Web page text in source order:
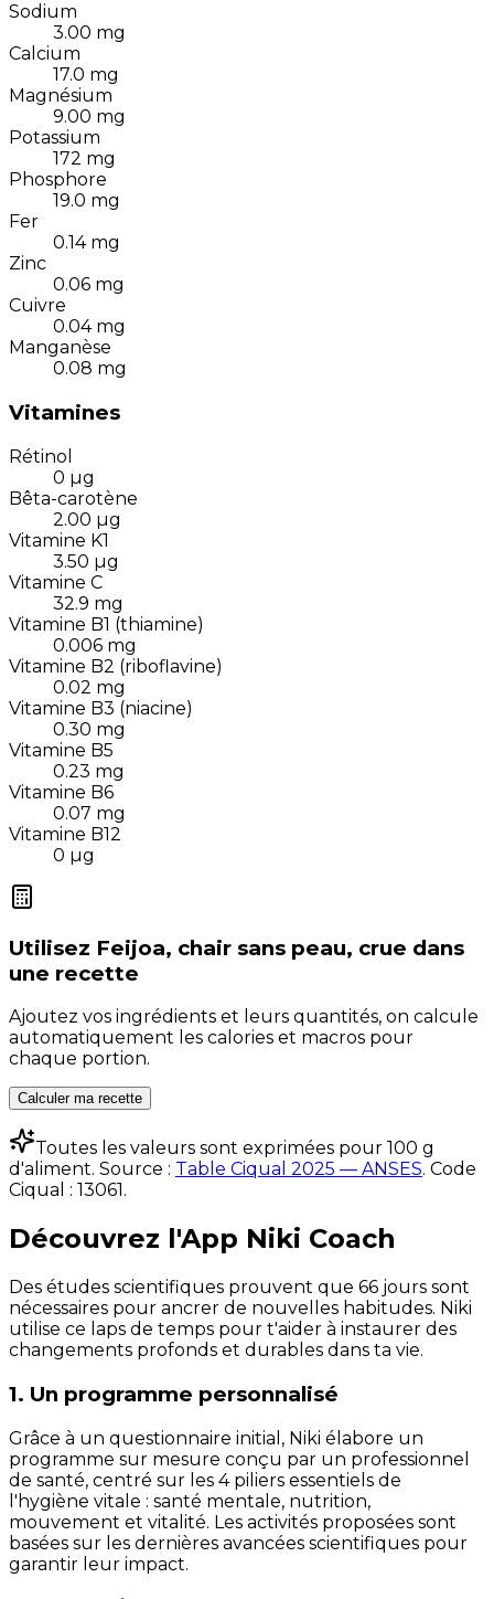
Sodium
3.00 mg
Calcium
17.0 mg
Magnésium
9.00 mg
Potassium
172 mg
Phosphore
19.0 mg
Fer
0.14 mg
Zinc
0.06 mg
Cuivre
0.04 mg
Manganèse
0.08 mg
Vitamines
Rétinol
0 µg
Bêta-carotène
2.00 µg
Vitamine K1
3.50 µg
Vitamine C
32.9 mg
Vitamine B1 (thiamine)
0.006 mg
Vitamine B2 (riboflavine)
0.02 mg
Vitamine B3 (niacine)
0.30 mg
Vitamine B5
0.23 mg
Vitamine B6
0.07 mg
Vitamine B12
0 µg
Utilisez Feijoa, chair sans peau, crue dans
une recette
Ajoutez vos ingrédients et leurs quantités, on calcule
automatiquement les calories et macros pour
chaque portion.
Calculer ma recette
Toutes les valeurs sont exprimées pour 100 g
d'aliment. Source : Table Ciqual 2025 — ANSES. Code
Ciqual : 13061 .
Découvrez l'App Niki Coach
Des études scientifiques prouvent que 66 jours sont
nécessaires pour ancrer de nouvelles habitudes. Niki
utilise ce laps de temps pour t'aider à instaurer des
changements profonds et durables dans ta vie.
1. Un programme personnalisé
Grâce à un questionnaire initial, Niki élabore un
programme sur mesure conçu par un professionnel
de santé, centré sur les 4 piliers essentiels de
l'hygiène vitale : santé mentale, nutrition,
mouvement et vitalité. Les activités proposées sont
basées sur les dernières avancées scientifiques pour
garantir leur impact.